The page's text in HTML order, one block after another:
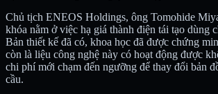
Chủ tịch ENEOS Holdings, ông Tomohide
khóa nằm ở việc hạ giá thành điện tái tạo dùng
Bản thiết kế đã có, khoa học đã được chứng
còn là liệu công nghệ này có hoạt động được
chi phí mới chạm đến ngưỡng để thay đổi bản
cầu.